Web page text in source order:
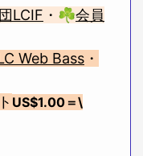
LCIF ・☘会員
Web Bass ・
US$1.00＝\